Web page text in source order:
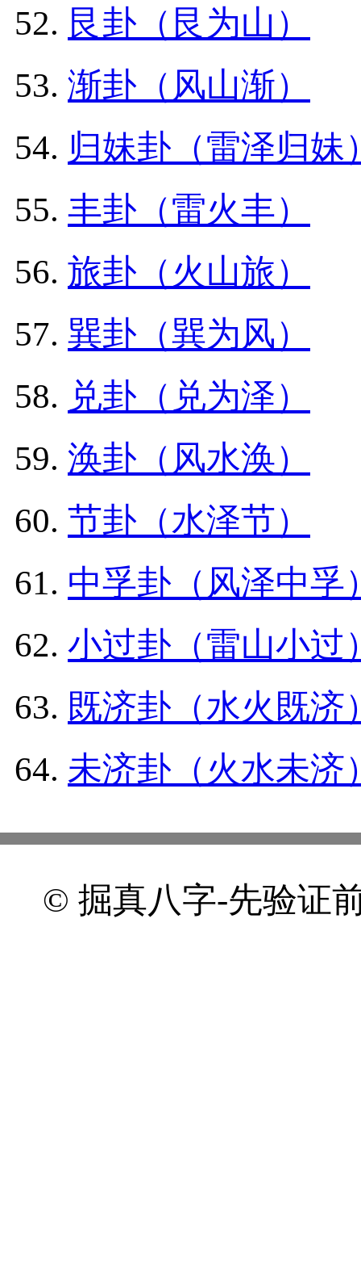
艮卦（艮为山）
渐卦（风山渐）
归妹卦（雷泽归妹
丰卦（雷火丰）
旅卦（火山旅）
巽卦（巽为风）
兑卦（兑为泽）
涣卦（风水涣）
节卦（水泽节）
中孚卦（风泽中孚
小过卦（雷山小过
既济卦（水火既济
未济卦（火水未济
© 掘真八字-先验证